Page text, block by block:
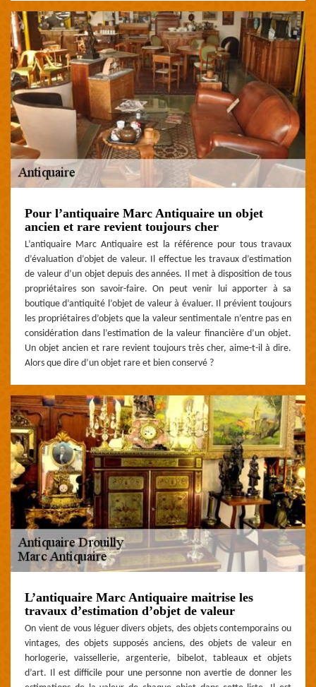
Pour l’antiquaire Marc Antiquaire un objet
ancien et rare revient toujours cher
L’antiquaire Marc Antiquaire est la référence pour tous travaux
d’évaluation d’objet de valeur. Il effectue les travaux d’estimation
de valeur d’un objet depuis des années. Il met à disposition de tous
propriétaires son savoir-faire. On peut venir lui apporter à sa
boutique d’antiquité l’objet de valeur à évaluer. Il prévient toujours
les propriétaires d’objets que la valeur sentimentale n’entre pas en
considération dans l’estimation de la valeur financière d’un objet.
Un objet ancien et rare revient toujours très cher, aime-t-il à dire.
Alors que dire d’un objet rare et bien conservé ?
L’antiquaire Marc Antiquaire maitrise les
travaux d’estimation d’objet de valeur
On vient de vous léguer divers objets, des objets contemporains ou
vintages, des objets supposés anciens, des objets de valeur en
horlogerie, vaissellerie, argenterie, bibelot, tableaux et objets
d’art. Il est difficile pour une personne non avertie de donner les